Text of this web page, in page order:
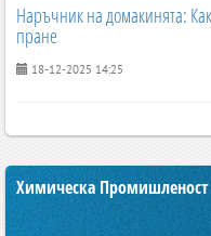
Наръчник на домакинята:
пране
18-12-2025 14:25
Химическа Промишленост